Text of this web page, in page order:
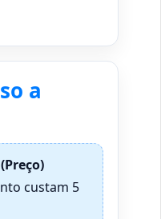
a
custam 5